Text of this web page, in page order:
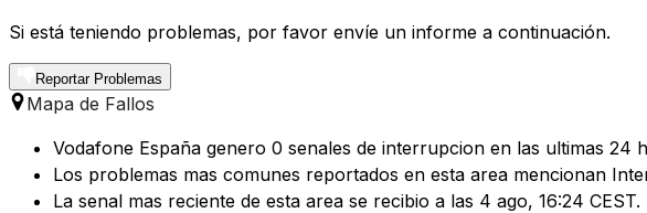
Si está teniendo problemas, por favor envíe un informe a continuación.
Reportar Problemas
Mapa de Fallos
Vodafone España genero 0 senales de interrupcion en las ultimas
Los problemas mas comunes reportados en esta area mencionan
La senal mas reciente de esta area se recibio a las 4 ago, 16:24 CEST.